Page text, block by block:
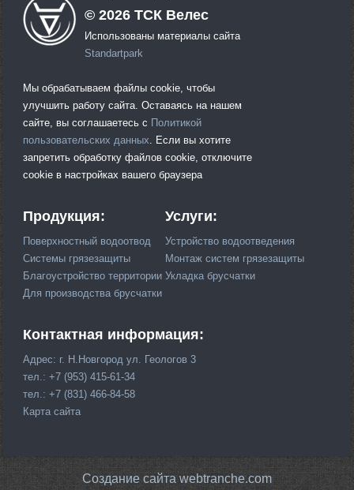
©2026 ТСК Велес
Использованы материалы сайта
Standartpark
Мы обрабатываем файлы cookie, чтобы
улучшить работу сайта. Оставаясь на нашем
сайте, вы соглашаетесь с Политикой
пользовательских данных . Если вы хотите
запретить обработку файлов cookie, отключите
cookie в настройках вашего браузера
Продукция:
Поверхностный водоотвод
Системы грязезащиты
Благоустройство территории
Для производства брусчатки
Услуги:
Устройство водоотведения
Монтаж систем грязезащиты
Укладка брусчатки
Контактная информация:
Адрес: г. Н.Новгород ул. Геологов 3
тел.: +7 (953) 415-61-34
тел.: +7 (831) 466-84-58
Карта сайта
Создание сайта webtranche.com